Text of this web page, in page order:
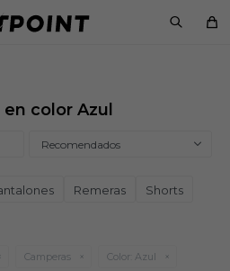
color Azul
Recomendados
Remeras
Shorts
Camperas Color: Azul